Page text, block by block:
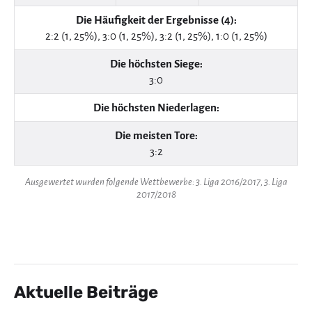
Die Häufigkeit der Ergebnisse (4):
2:2 (1, 25%), 3:0 (1, 25%), 3:2 (1, 25%), 1:0 (1, 25%)
Die höchsten Siege:
3:0
Die höchsten Niederlagen:
Die meisten Tore:
3:2
Ausgewertet wurden folgende Wettbewerbe: 3. Liga 2016/2017, 3. Liga
2017/2018
Aktuelle Beiträge